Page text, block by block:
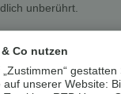
unberührt.
Co nutzen
unserer Website: